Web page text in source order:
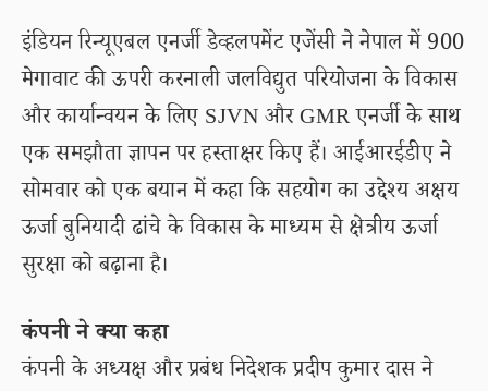
इंडियन रिन्यूएबल एनर्जी डेव्हलपमेंट एजेंसी ने नेपाल में 900
मेगावाट की ऊपरी करनाली जलविद्युत परियोजना के विकास
और कार्यान्वयन के लिए SJVN और GMR एनर्जी के साथ
एक समझौता ज्ञापन पर हस्ताक्षर किए हैं। आईआरईडीए ने
सोमवार को एक बयान में कहा कि सहयोग का उद्देश्य अक्षय
ऊर्जा बुनियादी ढांचे के विकास के माध्यम से क्षेत्रीय ऊर्जा
सुरक्षा को बढ़ाना है।
कंपनी ने क्या कहा
कंपनी के अध्यक्ष और प्रबंध निदेशक प्रदीप कुमार दास ने